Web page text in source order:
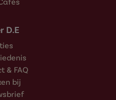
D.E
& FAQ
bij